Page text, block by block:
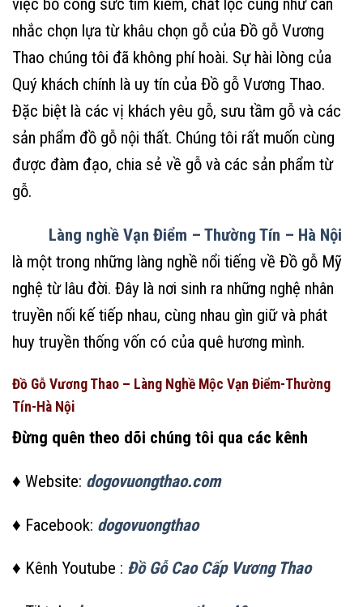
việc bỏ công sức tìm kiếm, chắt lọc cũng như cân
nhắc chọn lựa từ khâu chọn gỗ của Đồ gỗ Vương
Thao chúng tôi đã không phí hoài. Sự hài lòng của
Quý khách chính là uy tín của Đồ gỗ Vương Thao.
Đặc biệt là các vị khách yêu gỗ, sưu tầm gỗ và các
sản phẩm đồ gỗ nội thất. Chúng tôi rất muốn cùng
được đàm đạo, chia sẻ về gỗ và các sản phẩm từ
gỗ.
Làng nghề Vạn Điểm – Thường Tín – Hà Nội
là một trong những làng nghề nổi tiếng về Đồ gỗ Mỹ
nghệ từ lâu đời. Đây là nơi sinh ra những nghệ nhân
truyền nối kế tiếp nhau, cùng nhau gìn giữ và phát
huy truyền thống vốn có của quê hương mình.
Đồ Gỗ Vương Thao – Làng Nghề Mộc Vạn Điểm-Thường
Tín-Hà Nội
Đừng quên theo dõi chúng tôi qua các kênh
♦ Website: dogovuongthao.com
♦ Facebook: dogovuongthao
♦ Kênh Youtube : Đồ Gỗ Cao Cấp Vương Thao